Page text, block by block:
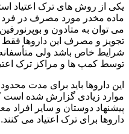
یکی از روش های ترک اعتیاد
ماده مخدر مورد مصرف در فرد
می توان به متادون و
تجویز و مصرف این داروها
شرایط خاص باشد ولی متأسفانه
توسط کمپ ها و مراکز ترک
این داروها باید برای مدت
موارد زیادی گزارش شده است
پیشنهاد دوستان و سایر افراد
داروها برای ترک اعتیاد می کنند.